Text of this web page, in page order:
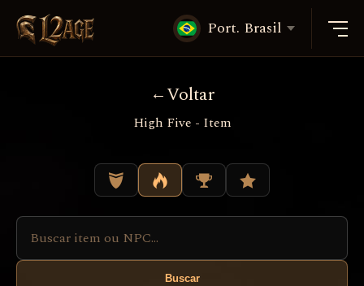
Port. Brasil
Voltar
High Five - Item
Buscar